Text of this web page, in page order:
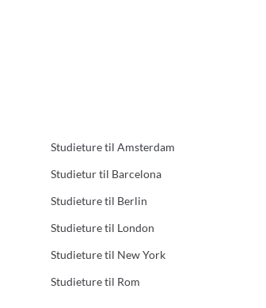
Studieture til Amsterdam
Studietur til Barcelona
Studieture til Berlin
Studieture til London
Studieture til New York
Studieture til Rom